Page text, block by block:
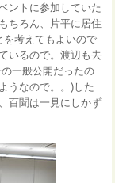
ントに参加していた
ちろん、片平に居住
を考えてもよいので
いるので。渡辺も去
一般公開だったの
うなので。。)した
百聞は一見にしかず